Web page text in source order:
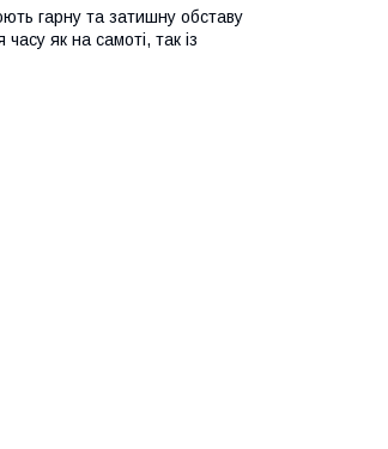
гарну та затишну обставу
як на самоті, так із